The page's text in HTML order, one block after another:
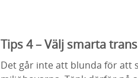
Tips 4 – Välj smarta
Det går inte att blunda för att